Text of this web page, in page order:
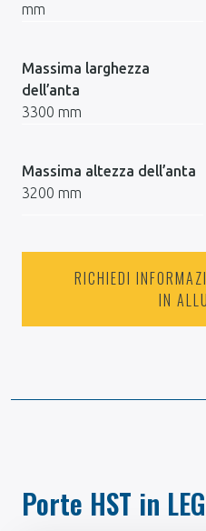
mm
Massima larghezza
dell’anta
3300 mm
Massima altezza dell’anta
3200 mm
RICHIEDI
IN
Porte HST in